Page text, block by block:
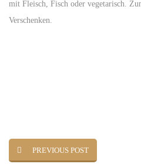
mit Fleisch, Fisch oder vegetarisch.
Verschenken.
PREVIOUS POST